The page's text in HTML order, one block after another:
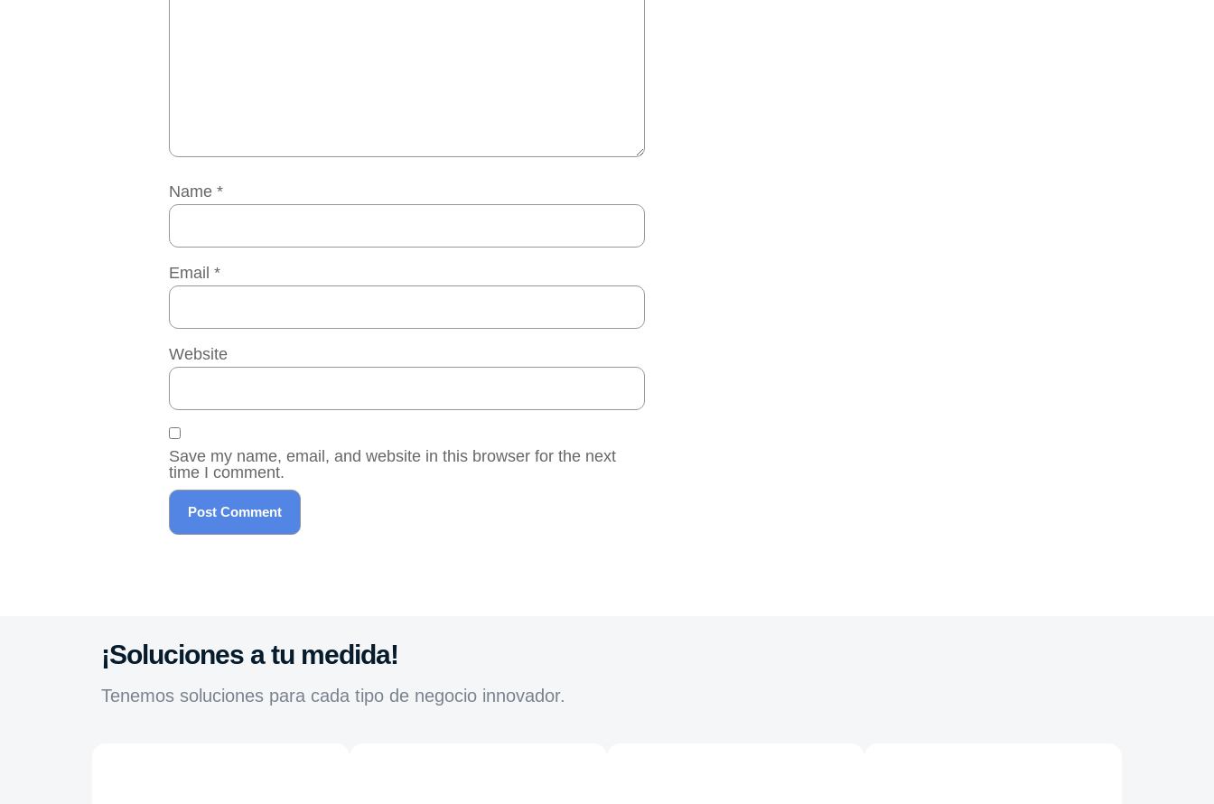
Name *
Email *
Website
Save my name, email, and website in this browser for the next
time I comment.
¡Soluciones a tu medida!
Tenemos soluciones para cada tipo de negocio innovador.